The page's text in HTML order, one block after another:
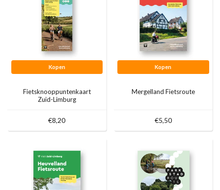
Kopen
Fietsknooppuntenkaart
Zuid-Limburg
€8,20
Kopen
Mergelland Fietsroute
€5,50